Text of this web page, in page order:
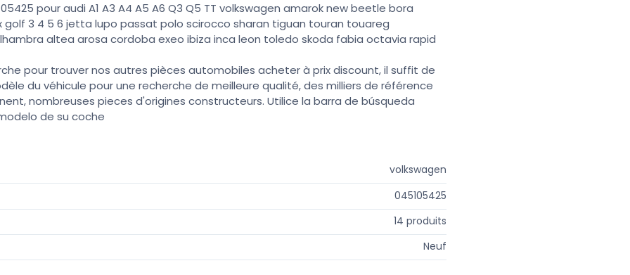
pour audi A1 A3 A4 A5 A6 Q3 Q5 TT volkswagen amarok new beetle bora
3 4 5 6 jetta lupo passat polo scirocco sharan tiguan touran touareg
altea arosa cordoba exeo ibiza inca leon toledo skoda fabia octavia rapid
pour trouver nos autres pièces automobiles acheter à prix discount, il suffit de
du véhicule pour une recherche de meilleure qualité, des milliers de référence
nombreuses pieces d'origines constructeurs. Utilice la barra de búsqueda
de su coche
volkswagen
045105425
14 produits
Neuf